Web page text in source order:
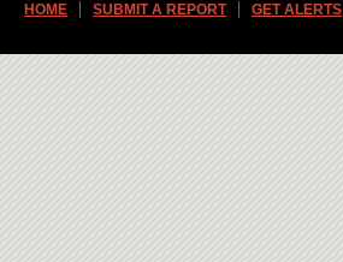
HOME SUBMIT A REPORT GET ALERTS